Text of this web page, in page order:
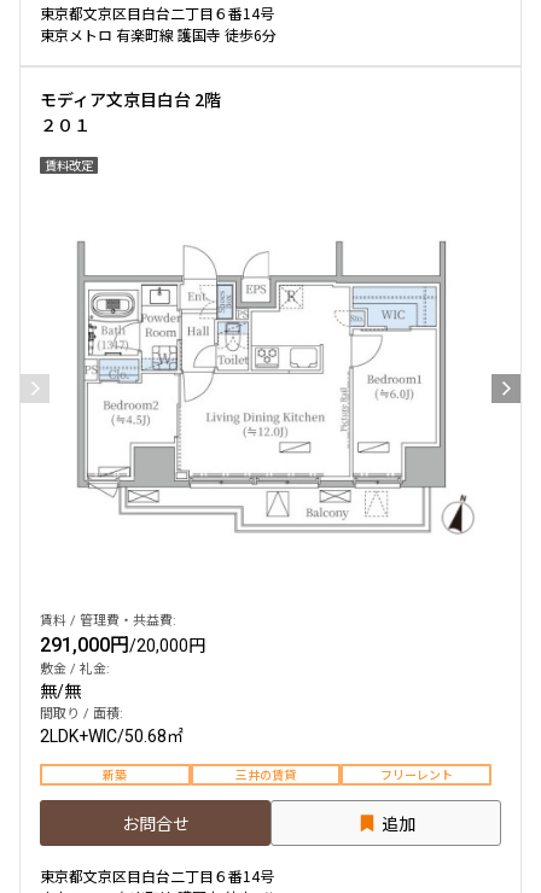
東京都文京区目白台二丁目６番14号
東京メトロ 有楽町線 護国寺 徒歩6分
モディア文京目白台 2階
２０１
賃料改定
賃料 / 管理費・共益費:
291,000円/20,000円
敷金 / 礼金:
無/無
間取り / 面積:
2LDK+WIC/50.68㎡
新築 三井の賃貸 フリーレント
お問合せ 追加
東京都文京区目白台二丁目６番14号